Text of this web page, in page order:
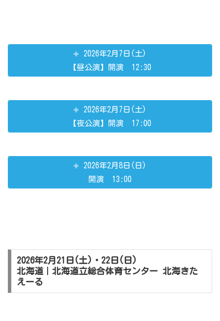
2026年2月7日(土)
【昼公演】開演 12:30
2026年2月7日(土)
【夜公演】開演 17:00
2026年2月8日(日)
開演 13:00
2026年2月21日(土)・22日(日)
北海道｜北海道立総合体育センター 北海きた
えーる